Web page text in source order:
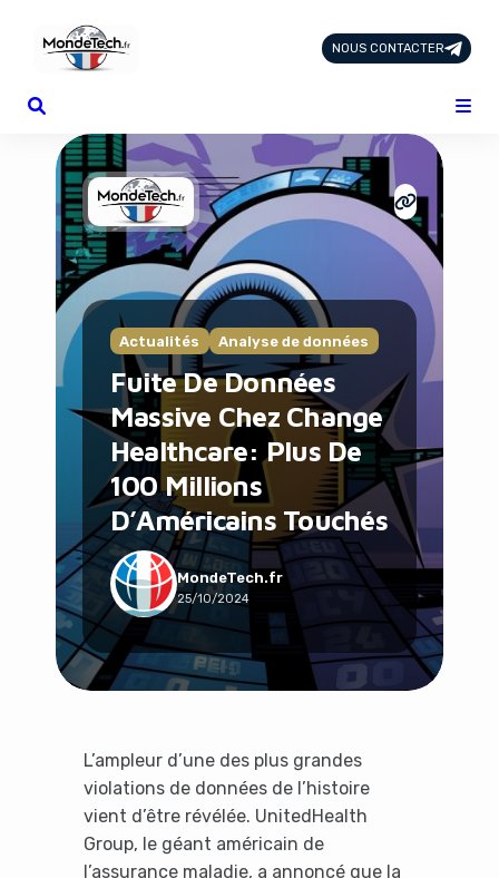
NOUS CONTACTER
Actualités Analyse de données
Fuite De Données
Massive Chez Change
Healthcare: Plus De
100 Millions
D’Américains Touchés
MondeTech.fr
25/10/2024
L’ampleur d’une des plus grandes
violations de données de l’histoire
vient d’être révélée. UnitedHealth
Group, le géant américain de
l’assurance maladie, a annoncé que la
Catégories
Add-ons
Design & Créativité
E-commerce
Famille
Finance
Intelligence Artificielle
Lifestyle
Marketing & Ventes
Plateformes
Produits physiques
Santé et Forme
Social & Communauté
Tech & Développement
Travail & Productivité
Voyage